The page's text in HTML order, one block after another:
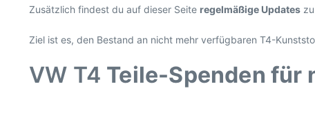
Zusätzlich findest du auf dieser Seite regelmäßige Updates
Ziel ist es, den Bestand an nicht mehr verfügbaren T4-
VW T4 Teile-Spenden für